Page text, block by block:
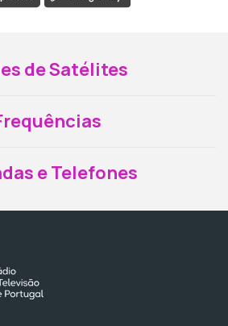
de Satélites
e Telefones